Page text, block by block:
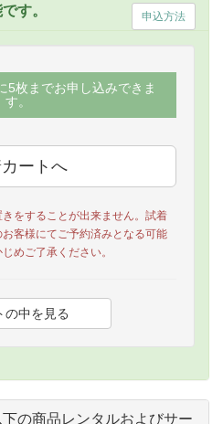
申込方法
す。
5枚までお申し込みできま
す。
をすることが出来ません。試着
客様にてご予約済みとなる可能
めご了承ください。
の商品レンタルおよびサー